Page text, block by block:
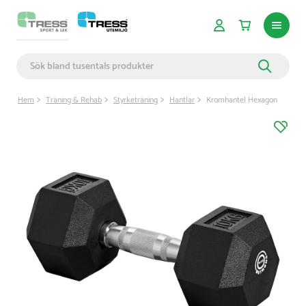
Hem Träning & Rehab Styrketräning Hantlar Kromhantel Hexagon